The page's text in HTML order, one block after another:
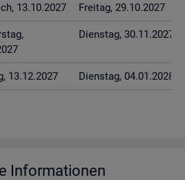
13.10.2027 Frei­tag, 29.10.2027
Diens­tag, 30.11.2027
13.12.2027 Diens­tag, 04.01.2028
Informationen